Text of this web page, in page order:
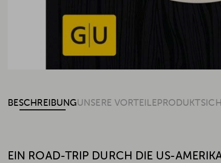
BESCHREIBUNGUNSERE VORTEILE
EIN ROAD-TRIP DURCH DIE US-